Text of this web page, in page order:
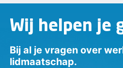
Wij helpen je
Bij al je vragen over
lidmaatschap.